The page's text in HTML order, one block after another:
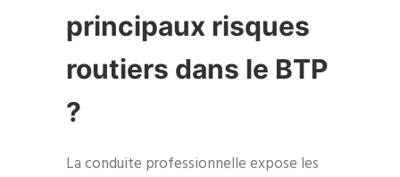
principaux risques
routiers dans le BTP
?
La conduite professionnelle expose les